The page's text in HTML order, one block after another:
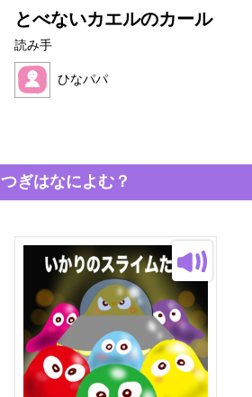
とべないカエルのカール
読み手
ひなパパ
つぎはなによむ？